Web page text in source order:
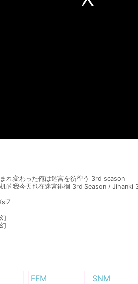
れ変わった俺は迷宮を彷徨う 3rd season
的我今天也在迷宫徘徊 3rd Season / Jihanki
FFM SNM